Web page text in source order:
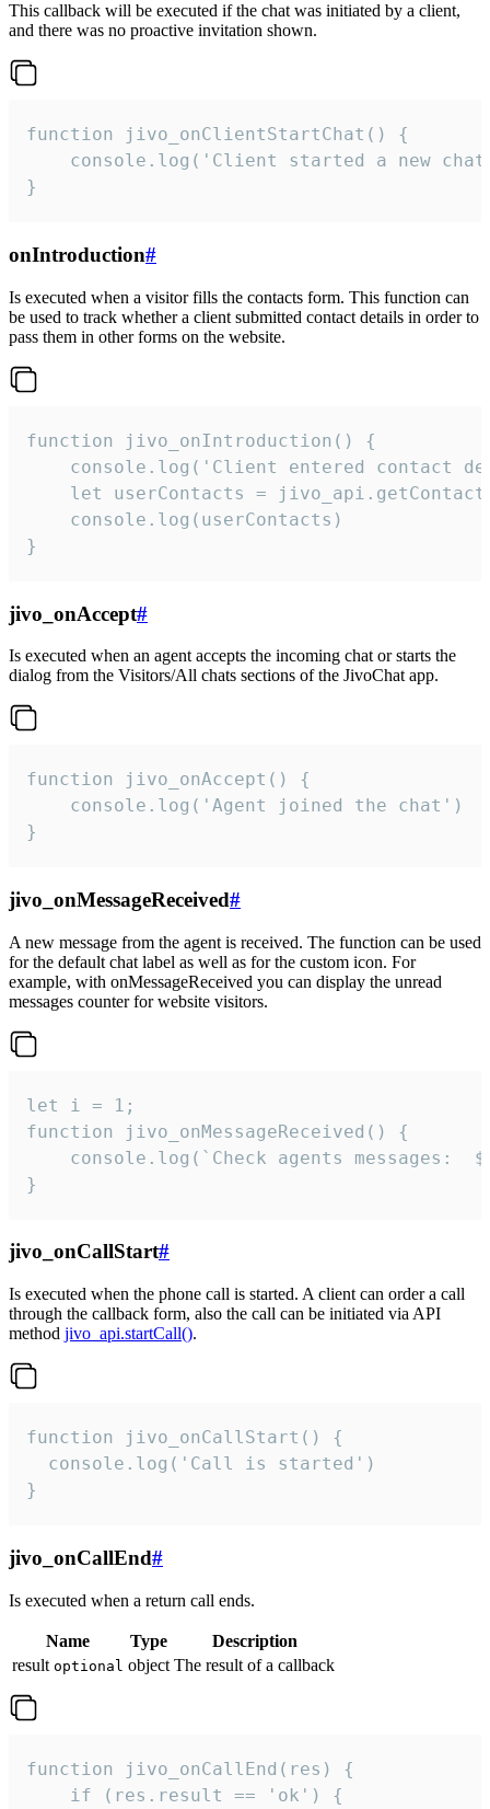
This callback will be executed if the chat was initiated by a client,
and there was no proactive invitation shown.
function jivo_onClientStartChat() {
console.log('Client started a new
}
onIntroduction#
Is executed when a visitor fills the contacts form. This function can
be used to track whether a client submitted contact details in order to
pass them in other forms on the website.
function jivo_onIntroduction() {
console.log('Client entered contact
let userContacts =
    console.log(userContacts)
}
jivo_onAccept#
Is executed when an agent accepts the incoming chat or starts the
dialog from the Visitors/All chats sections of the JivoChat app.
function jivo_onAccept() {
}
jivo_onMessageReceived#
A new message from the agent is received. The function can be used
for the default chat label as well as for the custom icon. For
example, with onMessageReceived you can display the unread
messages counter for website visitors.
let i = 1;
function jivo_onMessageReceived() {
}
jivo_onCallStart#
Is executed when the phone call is started. A client can order a call
through the callback form, also the call can be initiated via API
method jivo_api.startCall().
function jivo_onCallStart() {
  console.log('Call is started')
}
jivo_onCallEnd#
Is executed when a return call ends.
Name Type
Description
result optional object The result of a callback
function jivo_onCallEnd(res) {
    if (res.result == 'ok') {